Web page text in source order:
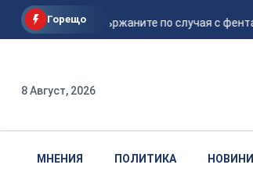
Горещо
Петима от задържаните по случая с
8 Август, 2026
МНЕНИЯ ПОЛИТИКА НОВИНИ